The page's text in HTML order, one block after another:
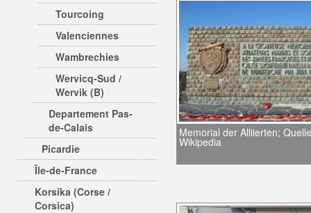
Tourcoing
Valenciennes
Wambrechies
Wervicq-Sud /
Wervik (B)
Departement Pas-
de-Calais
Picardie
Île-de-France
Korsika (Corse /
Corsica)
Memorial der Alliierten;
Wikipedia